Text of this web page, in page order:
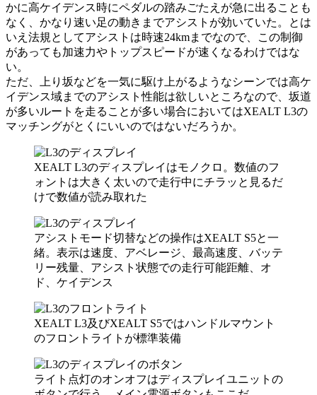
かに高ケイデンス時にペダルの踏みごたえが急に出ることも
なく、かなり速い足の動きまでアシストが効いていた。とは
いえ法規としてアシストは時速24kmまでなので、この制御
があっても加速力やトップスピードが速くなるわけではな
い。
ただ、上り坂などを一気に駆け上がるようなシーンでは高ケ
イデンス域までのアシスト性能は欲しいところなので、坂道
が多いルートを走ることが多い場合においてはXEALT L3の
マッチングがとくにいいのではないだろうか。
XEALT L3のディスプレイはモノクロ。数値のフ
ォントは大きく太いので走行中にチラッと見るだ
けで数値が読み取れた
アシストモード切替などの操作はXEALT S5と一
緒。表示は速度、アベレージ、最高速度、バッテ
リー残量、アシスト状態での走行可能距離、オ
ド、ケイデンス
XEALT L3及びXEALT S5ではハンドルマウント
のフロントライトが標準装備
ライト点灯のオンオフはディスプレイユニットの